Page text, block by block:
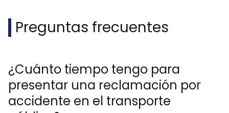
Preguntas frecuentes
¿Cuánto tiempo tengo para
presentar una reclamación por
accidente en el transporte